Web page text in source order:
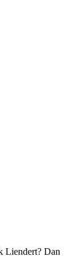
Liendert? Dan